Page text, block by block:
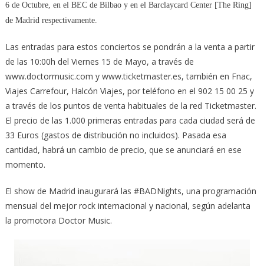
6 de Octubre, en el BEC de Bilbao y en el Barclaycard Center [The Ring]
de Madrid respectivamente.
Las entradas para estos conciertos se pondrán a la venta a partir
de las 10:00h del Viernes 15 de Mayo, a través de
www.doctormusic.com y www.ticketmaster.es, también en Fnac,
Viajes Carrefour, Halcón Viajes, por teléfono en el 902 15 00 25 y
a través de los puntos de venta habituales de la red Ticketmaster.
El precio de las 1.000 primeras entradas para cada ciudad será de
33 Euros (gastos de distribución no incluidos). Pasada esa
cantidad, habrá un cambio de precio, que se anunciará en ese
momento.
El show de Madrid inaugurará las #BADNights, una programación
mensual del mejor rock internacional y nacional, según adelanta
la promotora Doctor Music.